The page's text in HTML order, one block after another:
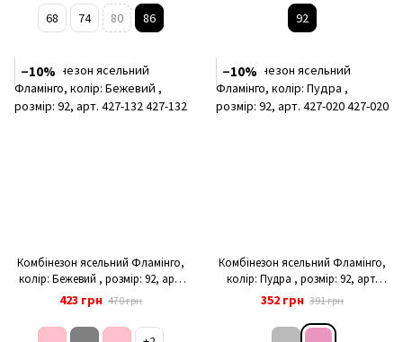
68 74 80 86 92
−10%
Комбінезон ясельний Фламінго,
колір: Бежевий , розмір: 92, арт.
427-132
423 грн 470 грн
−10%
Комбінезон ясельний Фламінго,
колір: Пудра , розмір: 92, арт.
427-020
352 грн 391 грн